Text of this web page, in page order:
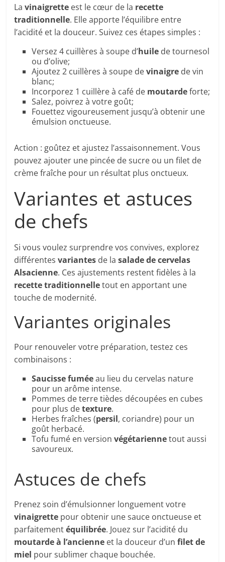
Lavinaigrette est le cœur de la recette
traditionnelle. Elle apporte l’équilibre entre
l’acidité et la douceur. Suivez ces étapes simples :
Versez 4 cuillères à soupe d’huile de tournesol
ou d’olive;
Ajoutez 2 cuillères à soupe devinaigre de vin
blanc;
Incorporez 1 cuillère à café de moutardeforte;
Salez, poivrez à votre goût;
Fouettez vigoureusement jusqu’à obtenir une
émulsion onctueuse.
Action : goûtez et ajustez l’assaisonnement. Vous
pouvez ajouter une pincée de sucre ou un filet de
crème fraîche pour un résultat plus onctueux.
Variantes et astuces
de chefs
Si vous voulez surprendre vos convives, explorez
différentesvariantes de lasalade de cervelas
Alsacienne. Ces ajustements restent fidèles à la
recette traditionnelletout en apportant une
touche de modernité.
Variantes originales
Pour renouveler votre préparation, testez ces
combinaisons :
Saucisse fuméeau lieu du cervelas nature
pour un arôme intense.
Pommes de terre tièdes découpées en cubes
pour plus detexture.
Herbes fraîches (persil, coriandre) pour un
goût herbacé.
Tofu fumé en versionvégétariennetout aussi
savoureux.
Astuces de chefs
Prenez soin d’émulsionner longuement votre
vinaigrette pour obtenir une sauce onctueuse et
parfaitementéquilibrée. Jouez sur l’acidité du
moutarde à l’ancienne et la douceur d’unfilet de
miel pour sublimer chaque bouchée.